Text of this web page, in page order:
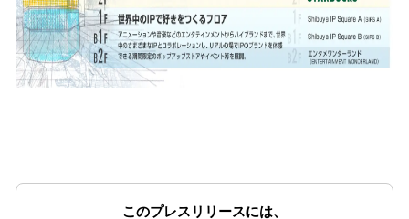
このプレスリリースには、